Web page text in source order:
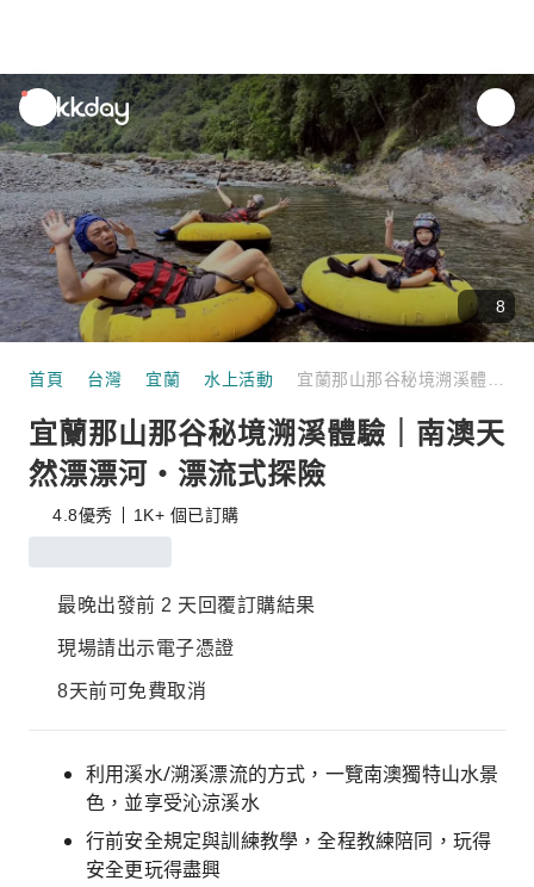
unread
notifications
8
首頁 台灣 宜蘭 水上活動
宜蘭那山那谷秘境溯溪體驗｜南澳天
然漂漂河・漂流式探險
4.8優秀 1K+ 個已訂購
最晚出發前 2 天回覆訂購結果
現場請出示電子憑證
8天前可免費取消
利用溪水/溯溪漂流的方式，一覽南澳獨特山水景
色，並享受沁涼溪水
行前安全規定與訓練教學，全程教練陪同，玩得
安全更玩得盡興